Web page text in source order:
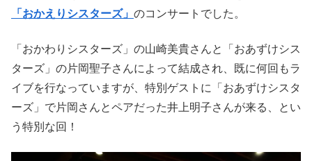
「おかえりシスターズ」 のコンサートでした。
「おかわりシスターズ」の山崎美貴さんと「おあずけシス
ターズ」の片岡聖子さんによって結成され、既に何回もラ
イブを行なっていますが、特別ゲストに「おあずけシスタ
ーズ」で片岡さんとペアだった井上明子さんが来る、とい
う特別な回！